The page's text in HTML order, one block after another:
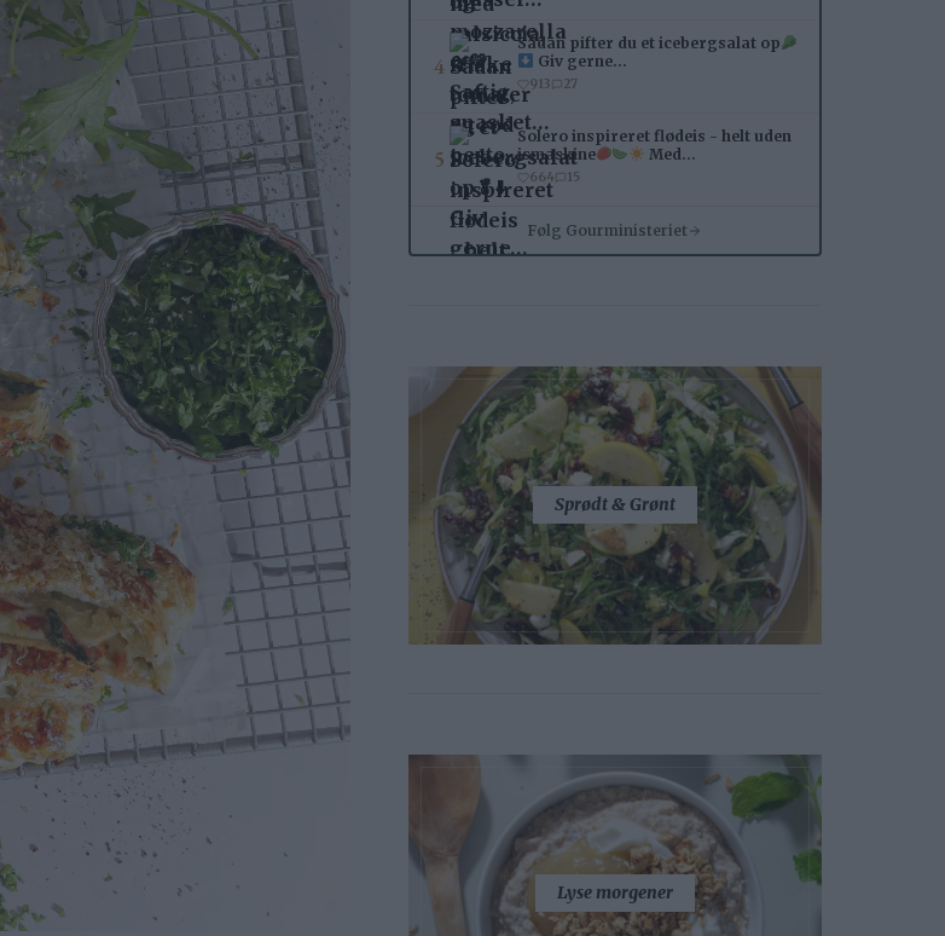
4
Sådan pifter du et icebergsalat op
Giv gerne…
913 27
5
Solero inspireret flødeis - helt uden
ismaskine
Med…
664 15
Følg Gourministeriet
Sprødt & Grønt
Lyse morgener